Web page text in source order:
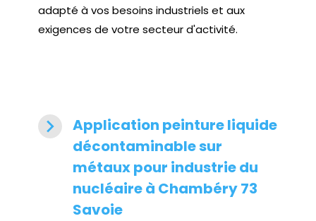
adapté à vos besoins industriels et aux
exigences de votre secteur d'activité.
navigate_next Application peinture liquide
décontaminable sur
métaux pour industrie du
nucléaire à Chambéry 73
Savoie